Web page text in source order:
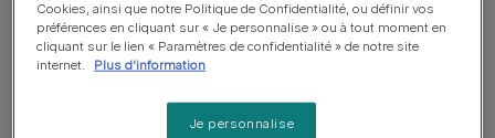
Acheter nos produits
Où acheter les produits Purina pour
about Où acheter les produits Purina pour mon
Cookies, ainsi que notre Politique de Confidentialité, ou définir vos
préférences en cliquant sur « Je personnalise » ou à tout moment en
cliquant sur le lien « Paramètres de confidentialité » de notre site
internet.
Plus d'information
Je personnalise